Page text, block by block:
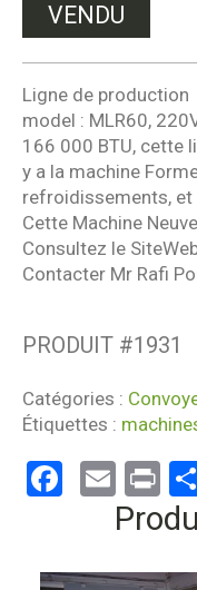
VENDU
Ligne de production
model : MLR60,
166 000 BTU, cette
y a la machine
refroidissements, et
Cette Machine
Consultez le
Contacter Mr Rafi
PRODUIT #1931
Catégories :
Étiquettes :
Email